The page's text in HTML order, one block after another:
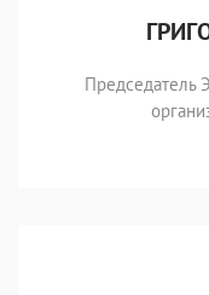
Председатель